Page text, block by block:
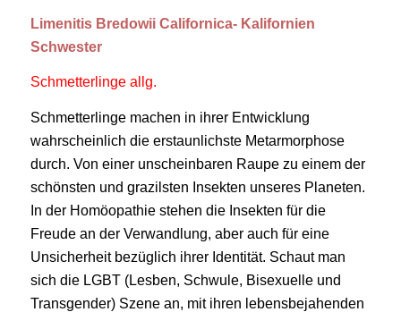
Limenitis Bredowii Californica- Kalifornien
Schwester
Schmetterlinge allg.
Schmetterlinge machen in ihrer Entwicklung
wahrscheinlich die erstaunlichste Metarmorphose
durch. Von einer unscheinbaren Raupe zu einem der
schönsten und grazilsten Insekten unseres Planeten.
In der Homöopathie stehen die Insekten für die
Freude an der Verwandlung, aber auch für eine
Unsicherheit bezüglich ihrer Identität. Schaut man
sich die LGBT (Lesben, Schwule, Bisexuelle und
Transgender) Szene an, mit ihren lebensbejahenden